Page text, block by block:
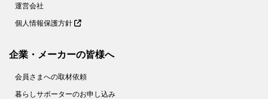
運営会社
個人情報保護方針
企業・メーカーの皆様へ
会員さまへの取材依頼
暮らしサポーターのお申し込み